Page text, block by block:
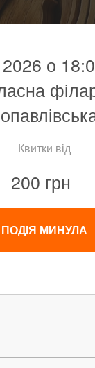
о
Квитки від
200 грн
ПОДІЯ МИНУЛА